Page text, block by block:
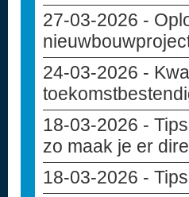
27-03-2026 -
24-03-2026 -
18-03-2026 -
zo maak je er
18-03-2026 -